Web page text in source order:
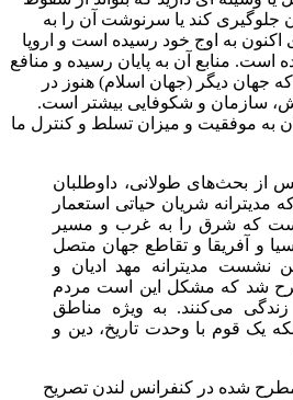
جلوگیری کند یا سرنوشت آن را به
اکنون به اوج خود رسیده است و اروپا
است. منابع آن به پایان رسیده و منافع
جهان دیگر (جهان اسلام) هنوز در
سازمان و شکوفایی بیشتر است.
به موفقیت و میزان تسلط و کنترل ما
از بحث‌های طولانی، داوطلبان
مدیترانه شریان حیاتی استعمار
که شرق را به غرب و مسیر
و آفریقا و تقاطع جهان متصل
نشست مدیترانه مهد ادیان و
شد که مشکل این است مردم
می‌کنند. به ویژه مناطق
یک قوم با وحدت تاریخ، دین و
شده در کنفرانس لندن تصریح